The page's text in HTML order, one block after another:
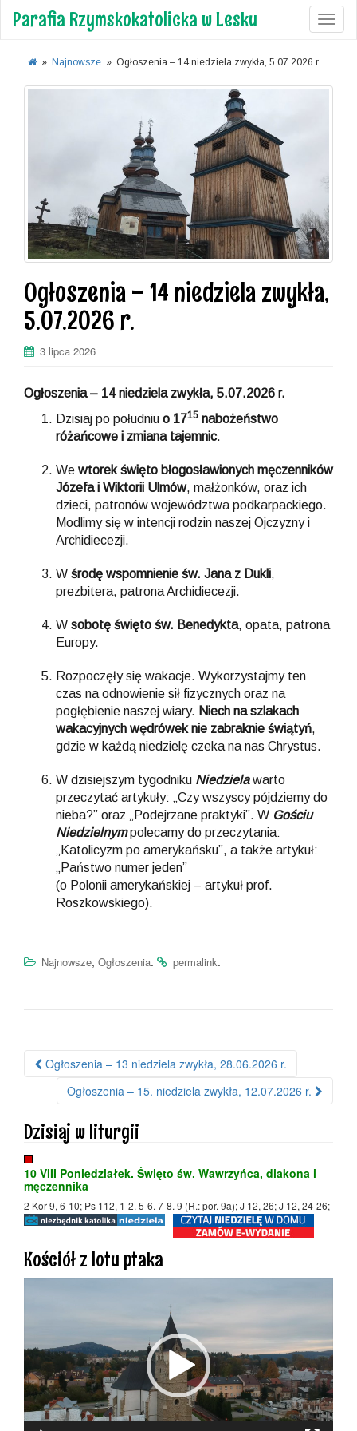
Parafia Rzymskokatolicka w Lesku
» Najnowsze » Ogłoszenia – 14 niedziela zwykła, 5.07.2026 r.
Ogłoszenia – 14 niedziela zwykła,
5.07.2026 r.
3 lipca 2026
Ogłoszenia – 14 niedziela zwykła, 5.07.2026 r.
Dzisiaj po południu o 1715 nabożeństwo
różańcowe i zmiana tajemnic.
We wtorek święto błogosławionych męczenników
Józefa i Wiktorii Ulmów, małżonków, oraz ich
dzieci, patronów województwa podkarpackiego.
Modlimy się w intencji rodzin naszej Ojczyzny i
Archidiecezji.
W środę wspomnienie św. Jana z Dukli,
prezbitera, patrona Archidiecezji.
W sobotę święto św. Benedykta, opata, patrona
Europy.
Rozpoczęły się wakacje. Wykorzystajmy ten
czas na odnowienie sił fizycznych oraz na
pogłębienie naszej wiary. Niech na szlakach
wakacyjnych wędrówek nie zabraknie świątyń,
gdzie w każdą niedzielę czeka na nas Chrystus.
W dzisiejszym tygodniku Niedzielawarto
przeczytać artykuły: „Czy wszyscy pójdziemy do
nieba?” oraz „Podejrzane praktyki”. W Gościu
Niedzielnympolecamy do przeczytania:
„Katolicyzm po amerykańsku”, a także artykuł:
„Państwo numer jeden”
(o Polonii amerykańskiej – artykuł prof.
Roszkowskiego).
Najnowsze, Ogłoszenia. permalink.
Nawigacja po wpisie
Ogłoszenia – 13 niedziela zwykła, 28.06.2026 r.
Ogłoszenia – 15. niedziela zwykła, 12.07.2026 r.
Dzisiaj w liturgii
10 VIII Poniedziałek. Święto św. Wawrzyńca, diakona i
męczennika
2 Kor 9, 6-10; Ps 112, 1-2. 5-6. 7-8. 9 (R.: por. 9a); J 12, 26; J 12, 24-26;
Kościół z lotu ptaka